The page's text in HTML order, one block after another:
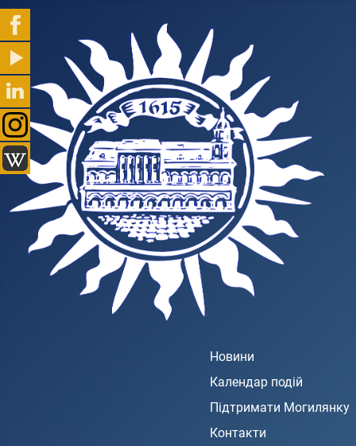
Новини
Календар подій
Підтримати Могилянку
Контакти